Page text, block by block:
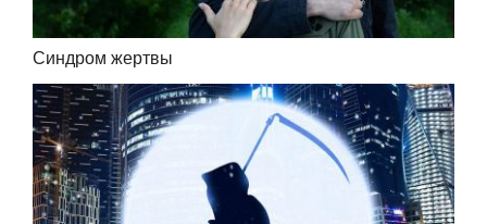
Синдром жертвы